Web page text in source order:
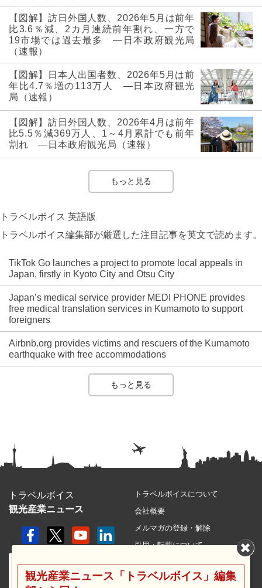
【図解】訪日外国人数、2026年5月は前年
比3.6％減、2カ月連続前年割れ、一方で
19市場では過去最多 ―日本政府観光局
（速報）
【図解】日本人出国者数、2026年5月は前
年比4.7％増の113万人 ―日本政府観光
局（速報）
【図解】訪日外国人数、2026年4月は前年
比5.5％減369万人、1～4月累計でも前年
割れ ―日本政府観光局（速報）
もっと見る
トラベルボイス 英語版
トラベルボイス編集部が厳選した注目記事を英文で読めます。
TikTok Go launches a project to promote local appeals in
Japan, firstly in Kyoto City and Otsu City
Japan’s medical service provider MEDI PHONE provides
free medical translation services in Kumamoto to support
foreigners
Airbnb.org provides victims and rescuers of the Kumamoto
earthquake with free accommodations
もっと見る
トラベルボイス
観光産業ニュース
トラベルボイスについて
会社概要
メルマガの登録・解除
引用・転載について
利用規約
観光産業ニュース「トラベルボイス」編集